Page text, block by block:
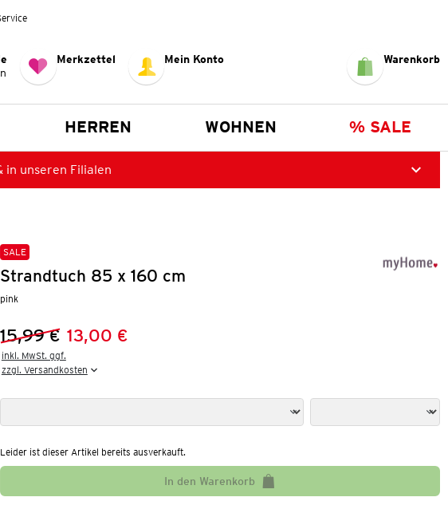
Merkzettel Mein Konto Warenkorb
HERREN WOHNEN % SALE
unseren Filialen
SALE
Strandtuch 85 x 160 cm
pink
Vorheriger Preis:
15,99 €
Neuer Preis:
13,00 €
inkl. MwSt. ggf.
zzgl. Versandkosten
Leider ist dieser Artikel bereits ausverkauft.
In den Warenkorb